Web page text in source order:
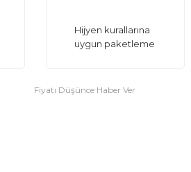
Hijyen kurallarına
uygun paketleme
Fiyatı Düşünce Haber Ver